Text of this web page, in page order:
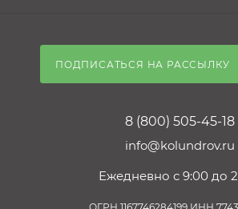
ПОДПИСАТЬСЯ НА РАССЫЛКУ
8 (800) 505-45-18
info@kolundrov.ru
Ежедневно с 9:00 до